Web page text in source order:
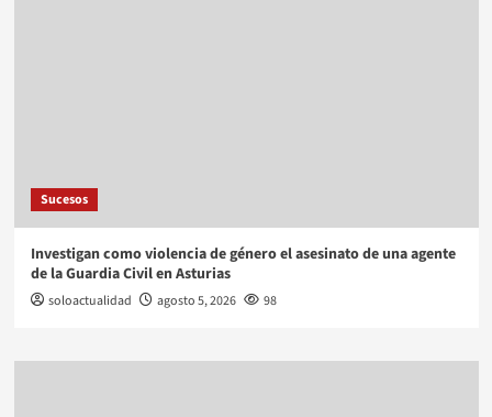
Sucesos
Investigan como violencia de género el asesinato de una agente
de la Guardia Civil en Asturias
soloactualidad agosto 5, 2026 98